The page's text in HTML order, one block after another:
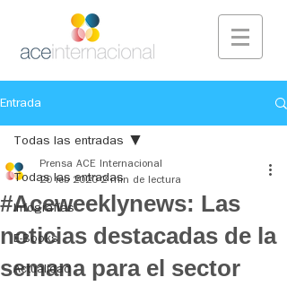
Entrada
Todas las entradas
Infografías
E-Books
Actualidad
Todas las entradas
#Aceweeklynews: Las
noticias destacadas de la
semana para el sector
Prensa ACE Internacional
20 feb 2020 2 min de lectura